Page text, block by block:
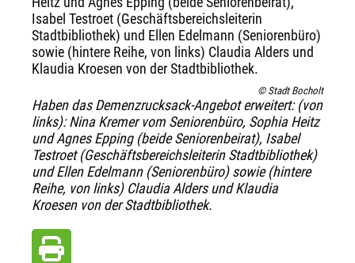
© Stadt Bocholt
Haben das Demenzrucksack-Angebot erweitert: (von
links): Nina Kremer vom Seniorenbüro, Sophia Heitz
und Agnes Epping (beide Seniorenbeirat), Isabel
Testroet (Geschäftsbereichsleiterin Stadtbibliothek)
und Ellen Edelmann (Seniorenbüro) sowie (hintere
Reihe, von links) Claudia Alders und Klaudia
Kroesen von der Stadtbibliothek.